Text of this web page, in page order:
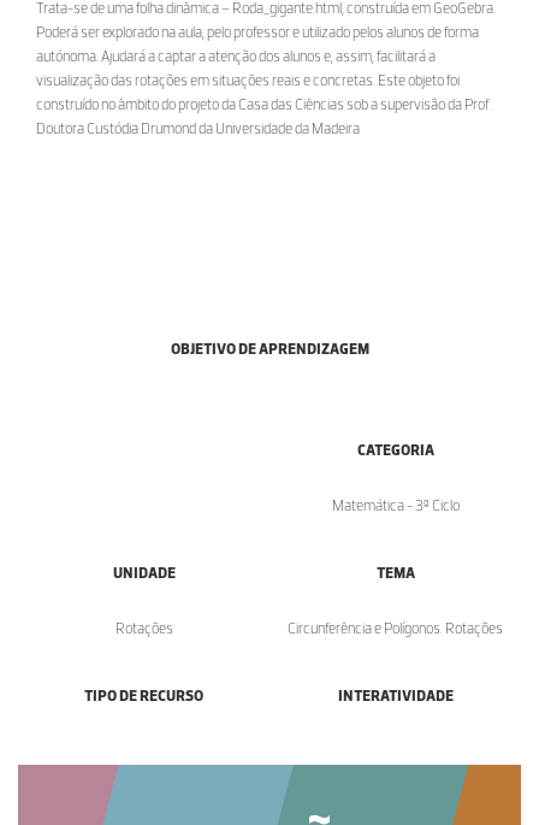
Trata-se de uma folha dinâmica – Roda_gigante.html, construída em GeoGebra.
Poderá ser explorado na aula, pelo professor e utilizado pelos alunos de forma
autónoma. Ajudará a captar a atenção dos alunos e, assim, facilitará a
visualização das rotações em situações reais e concretas. Este objeto foi
construído no âmbito do projeto da Casa das Ciências sob a supervisão da Prof.
Doutora Custódia Drumond da Universidade da Madeira
OBJETIVO DE APRENDIZAGEM
CATEGORIA
Matemática - 3º Ciclo
UNIDADE
Rotações
TEMA
Circunferência e Polígonos. Rotações
TIPO DE RECURSO INTERATIVIDADE